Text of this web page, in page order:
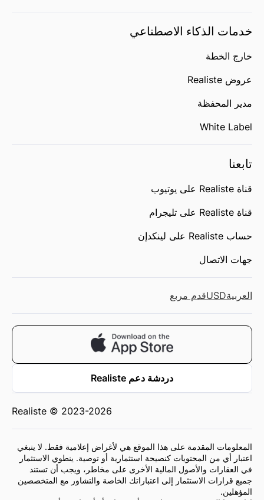
خدمات الذكاء الاصطناعي
خارج الخطة
عروض Realiste
مدير المحفظة
White Label
تابعنا
قناة Realiste على يوتيوب
قناة Realiste على تليجرام
حساب Realiste على لينكدإن
جهات الاتصال
العربيةUSDقدم مربع
دردشة دعم Realiste
Realiste © 2023-2026
المعلومات المقدمة على هذا الموقع هي لأغراض إعلامية فقط. لا ينبغي
اعتبار أي من المحتويات كنصيحة استثمارية أو توصية. ينطوي الاستثمار
في العقارات والأصول المالية الأخرى على مخاطر، ويجب أن تستند
جميع قرارات الاستثمار إلى اعتباراتك الخاصة والتشاور مع المتخصصين
المؤهلين.